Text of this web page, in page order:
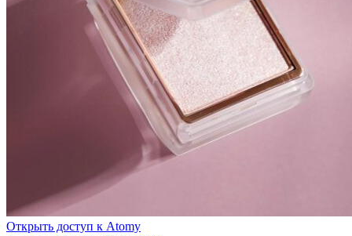
Открыть доступ к Atomy